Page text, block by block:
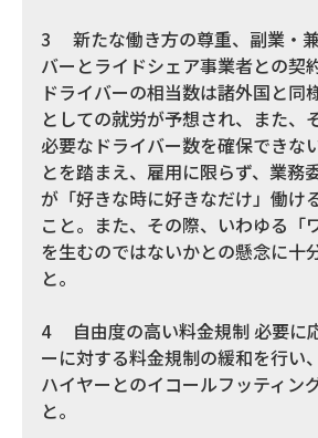
3 新たな働き方の尊重、副業・
バーとライドシェア事業者との契
ドライバーの相当数は諸外国と同
としての就労が予想され、また、
必要なドライバー数を確保できな
とを踏まえ、雇用に限らず、業務
が「好きな時に好きなだけ」働け
こと。また、その際、いわゆる「
を生むのではないかとの懸念に十
と。
4 自由度の高い料金規制 必要に
ーに対する料金規制の緩和を行い
ハイヤーとのイコールフッティン
と。